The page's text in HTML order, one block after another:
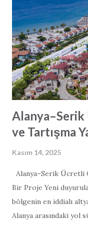
ve Tartışma
Kasım 14, 2025
Alanya–Serik Ücretli
Bir Proje Yeni
bölgenin en iddialı
Alanya arasındaki yol